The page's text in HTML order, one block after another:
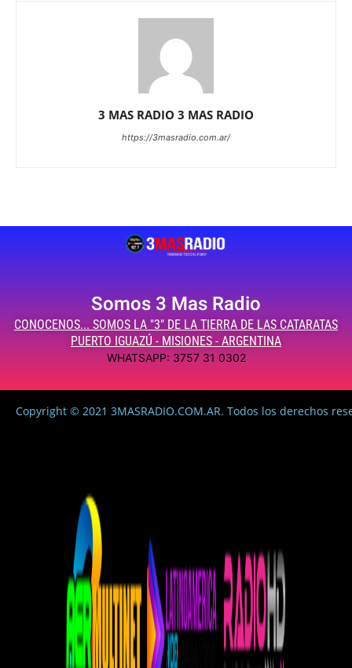
3 MAS RADIO 3 MAS RADIO
https://3masradio.com.ar/
Somos 3 Mas Radio
CONOCENOS... SOMOS LA "3" DE LA TIERRA DE LAS CATARATAS
PUERTO IGUAZÚ - MISIONES - ARGENTINA
WHATSAPP: 3757 31 0302
Copyright © 2021 3MASRADIO.COM.AR. Todos los derechos